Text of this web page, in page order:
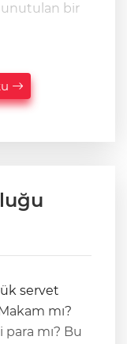
unutulan bir
servet
mı?
mı? Bu